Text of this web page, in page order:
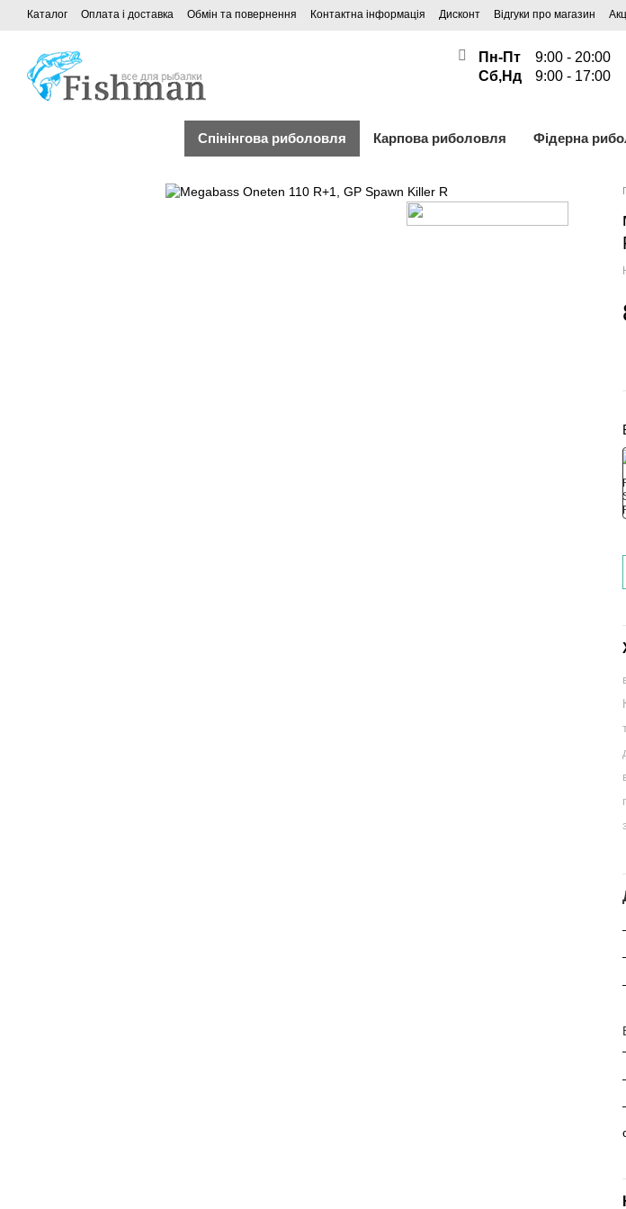
Каталог Оплата і доставка Обмін та повернення Контактна інформація Дисконт Відгуки про магазин
Пн-Пт
9:00 - 20:00
Сб,Нд
9:00 - 17:00
Спінінгова риболовля Карпова риболовля Фідерна